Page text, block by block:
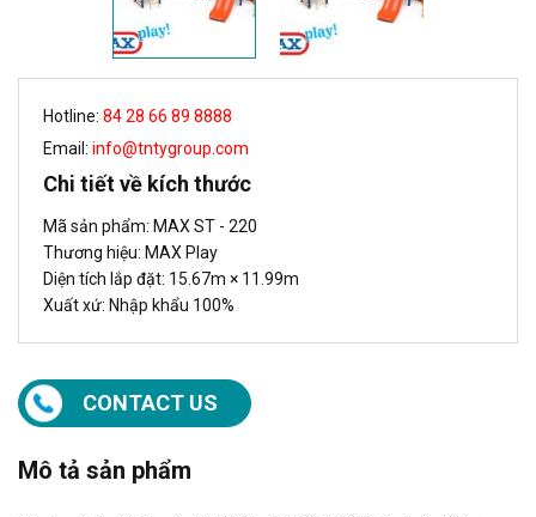
Hotline: 84 28 66 89 8888
Email: info@tntygroup.com
Chi tiết về kích thước
Mã sản phẩm: MAX ST - 220
Thương hiệu: MAX Play
Diện tích lắp đặt: 15.67m × 11.99m
Xuất xứ: Nhập khẩu 100%
CONTACT US
Mô tả sản phẩm